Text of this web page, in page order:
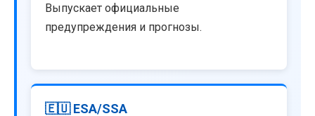
Выпускает официальные
предупреждения и прогнозы.
🇪🇺 ESA/SSA